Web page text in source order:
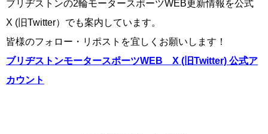
ブリヂストンの2輪モータースポーツWEB更新情報を公式
X (旧Twitter）でも案内しています。
皆様のフォロー・リポストを宜しくお願いします！
ブリヂストンモータースポーツWEB X (旧Twitter) 公式ア
カウント